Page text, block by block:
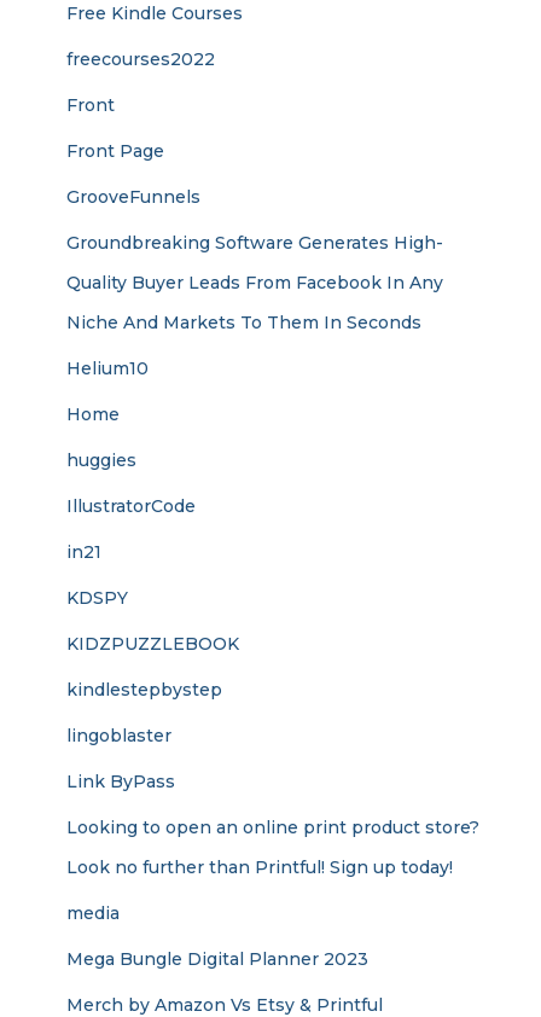
Free Kindle Courses
freecourses2022
Front
Front Page
GrooveFunnels
Groundbreaking Software Generates High-
Quality Buyer Leads From Facebook In Any
Niche And Markets To Them In Seconds
Helium10
Home
huggies
IllustratorCode
in21
KDSPY
KIDZPUZZLEBOOK
kindlestepbystep
lingoblaster
Link ByPass
Looking to open an online print product store?
Look no further than Printful! Sign up today!
media
Mega Bungle Digital Planner 2023
Merch by Amazon Vs Etsy & Printful